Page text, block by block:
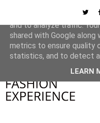
This site uses cookies
and to analyze traffic.
shared with Google
metrics to ensure quality
statistics, and to detect
LEARN